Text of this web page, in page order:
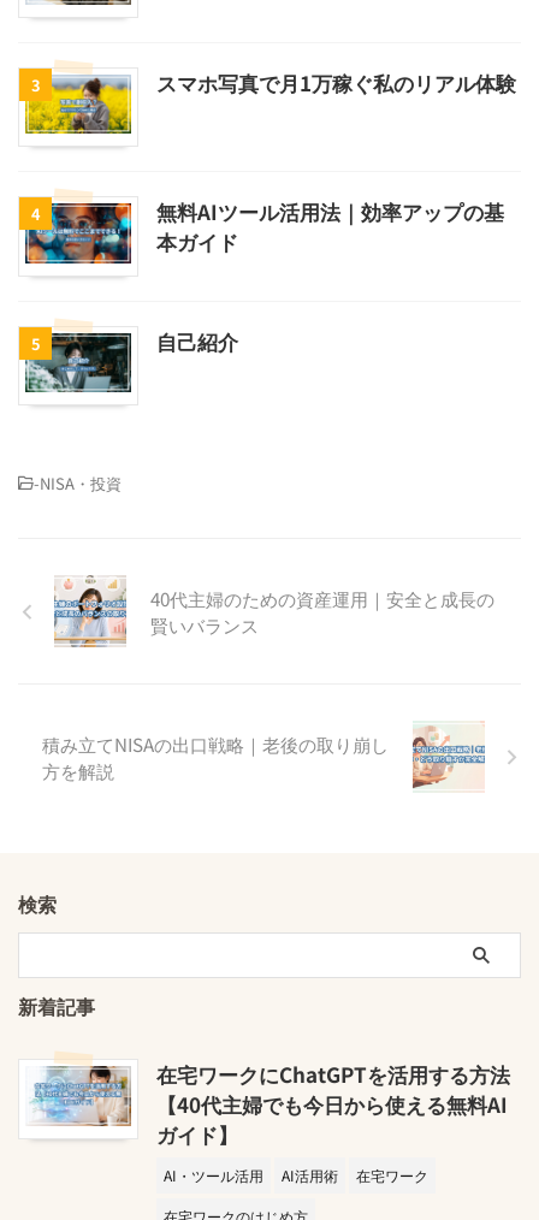
3 スマホ写真で月1万稼ぐ私のリアル体験
4
無料AIツール活用法｜効率アップの基
本ガイド
5 自己紹介
-NISA・投資
40代主婦のための資産運用｜安全と成長の
賢いバランス
積み立てNISAの出口戦略｜老後の取り崩し
方を解説
検索
新着記事
在宅ワークにChatGPTを活用する方法
【40代主婦でも今日から使える無料AI
ガイド】
AI・ツール活用 AI活用術
在宅ワーク